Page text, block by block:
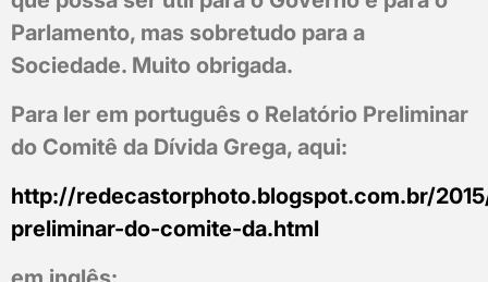
Parlamento, mas sobretudo para a
Sociedade. Muito obrigada.
Para ler em português o Relatório Preliminar
do Comitê da Dívida Grega, aqui:
http://redecastorphoto.blogspot.com.br/
preliminar-do-comite-da.html